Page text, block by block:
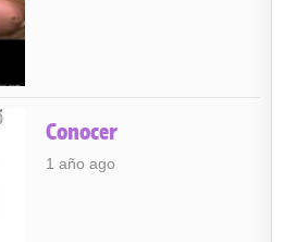
Conocer
1 año ago